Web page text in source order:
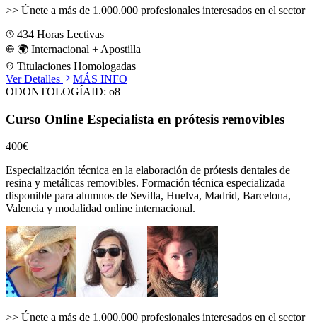
>> Únete a más de 1.000.000 profesionales interesados en el sector
434 Horas Lectivas
🌍 Internacional + Apostilla
Titulaciones Homologadas
Ver Detalles
MÁS INFO
ODONTOLOGÍAID: o8
Curso Online Especialista en prótesis removibles
400€
Especialización técnica en la elaboración de prótesis dentales de
resina y metálicas removibles. Formación técnica especializada
disponible para alumnos de Sevilla, Huelva, Madrid, Barcelona,
Valencia y modalidad online internacional.
>> Únete a más de 1.000.000 profesionales interesados en el sector